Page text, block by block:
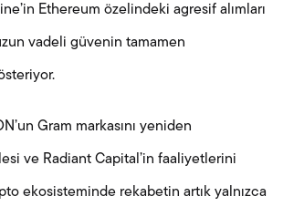
Ethereum özelindeki agresif alımları
vadeli güvenin tamamen
Gram markasını yeniden
ve Radiant Capital’in faaliyetlerini
ekosisteminde rekabetin artık yalnızca